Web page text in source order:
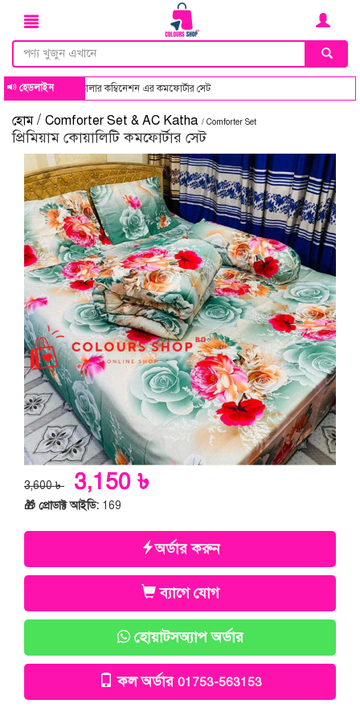
হেডলাইন
এর কমফোর্টার সেট
হোম / Comforter Set & AC Katha / Comforter Set
প্রিমিয়াম কোয়ালিটি কমফোর্টার সেট
3,600 ৳ 3,150 ৳
🎁 প্রোডাক্ট আইডি: 169
অর্ডার করুন
ব্যাগে যোগ
হোয়াটসঅ্যাপ অর্ডার
কল অর্ডার 01753-563153